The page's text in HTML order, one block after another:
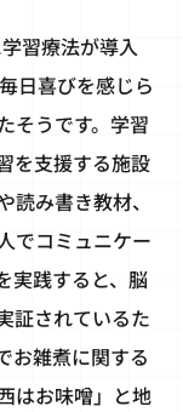
習療法が導入
日喜びを感じら
そうです。学習
を支援する施設
み書き教材、
でコミュニケー
実践すると、脳
証されているた
お雑煮に関する
はお味噌」と地